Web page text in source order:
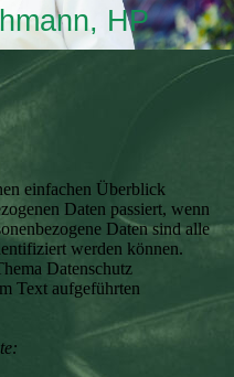
HP
einfachen Überblick
Daten passiert, wenn
Daten sind alle
werden können.
Datenschutz
Text aufgeführten